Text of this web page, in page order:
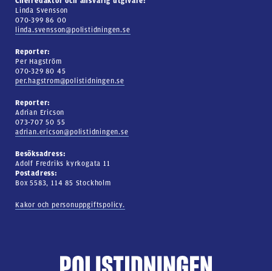
Linda Svensson
070-399 86 00
linda.svensson@polistidningen.se
Reporter:
Per Hagström
070-329 80 45
per.hagstrom@polistidningen.se
Reporter:
Adrian Ericson
073-707 50 55
adrian.ericson@polistidningen.se
Besöksadress:
Adolf Fredriks kyrkogata 11
Postadress:
Box 5583, 114 85 Stockholm
Kakor och personuppgiftspolicy.